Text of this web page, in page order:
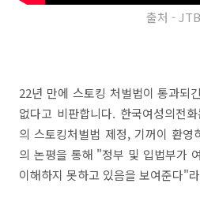
출처 -
22년 만에 스토킹 처벌법이 통과되
없다고 비판합니다. 한국여성의전
의 스토킹처벌법 제정, 기꺼이 환영
의 논평을 통해 "정부 및 입법부가
이해하지 못하고 있음을 보여준다"